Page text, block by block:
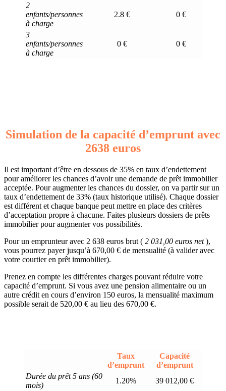
2
enfants/personnes
à charge
2.8 € 0 €
3
enfants/personnes
à charge
0 € 0 €
Simulation de la capacité d’emprunt avec
2638 euros
Il est important d’être en dessous de 35% en taux d’endettement
pour améliorer les chances d’avoir une demande de prêt immobilier
acceptée. Pour augmenter les chances du dossier, on va partir sur un
taux d’endettement de 33% (taux historique utilisé). Chaque dossier
est différent et chaque banque peut mettre en place des critères
d’acceptation propre à chacune. Faites plusieurs dossiers de prêts
immobilier pour augmenter vos possibilités.
Pour un emprunteur avec 2 638 euros brut ( 2 031,00 euros net),
vous pourrez payer jusqu’à 670,00 € de mensualité (à valider avec
votre courtier en prêt immobilier).
Prenez en compte les différentes charges pouvant réduire votre
capacité d’emprunt. Si vous avez une pension alimentaire ou un
autre crédit en cours d’environ 150 euros, la mensualité maximum
possible serait de 520,00 € au lieu des 670,00 €.
Taux
d’emprunt
Capacité
d’emprunt
Durée du prêt 5 ans (60
mois)
1.20%
39 012,00 €